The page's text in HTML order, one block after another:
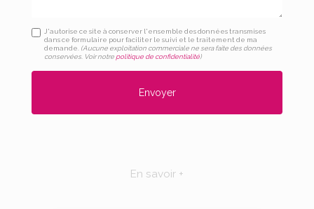
J'autorise ce site à conserver l'ensemble des données transmises
dans ce formulaire pour faciliter le suivi et le traitement de ma
demande. (Aucune exploitation commerciale ne sera faite des données
conservées. Voir notre politique de confidentialité)
En savoir +